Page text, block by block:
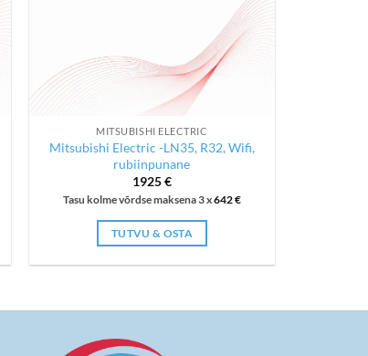
MITSUBISHI ELECTRIC
Mitsubishi Electric -LN35, R32, Wifi,
rubiinpunane
1925€
Tasu kolme võrdse maksena 3 x642€
TUTVU & OSTA